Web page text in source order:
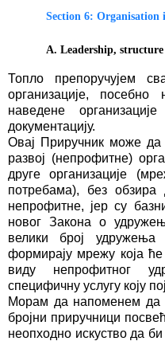
Section 6: Organisation
A. Leadership,
Топло препоручујем
организације,
наведене
документацију.
Овај Приручник може да
развој (непрофитне)
друге организације
потребама), без
непрофитне, јер су
новог Закона о
велики број
формирају мрежу која
виду непрофитног
специфичну услугу коју
Морам да напоменем да
бројни приручници
неопходно искуство да